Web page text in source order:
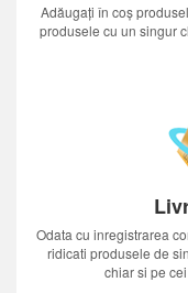
Adăugați în coș
produsele cu un singur
Odata cu inregistrarea
ridicati produsele de
chiar si pe